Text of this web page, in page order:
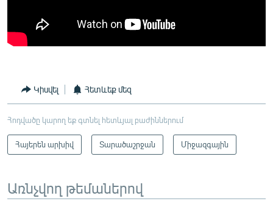
Կիսվել Հետևեք մեզ
Հոդվածը կարող եք գտնել հետևյալ բաժիններում
Հայերեն արխիվ Տարածաշրջան Միջազգային
Առնչվող թեմաներով